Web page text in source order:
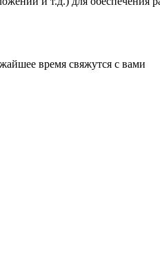
время свяжутся с вами